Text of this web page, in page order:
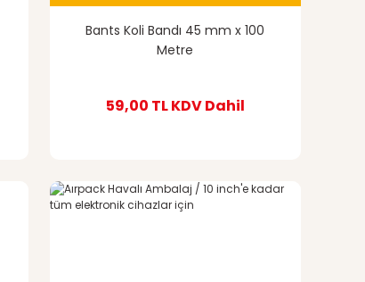
Bants Koli Bandı 45 mm x 100
Metre
59,00 TLKDV Dahil